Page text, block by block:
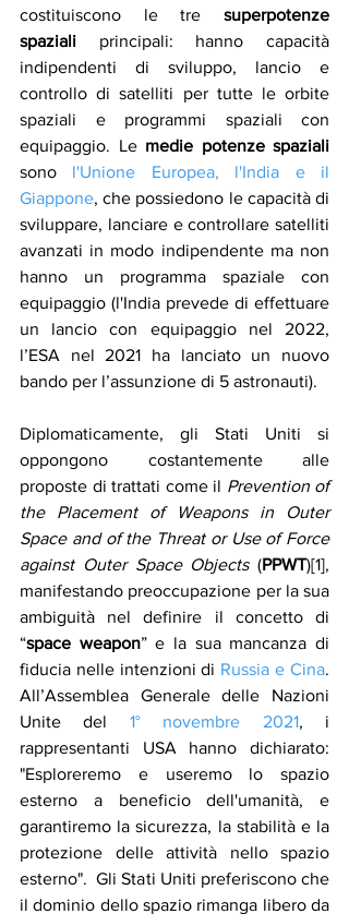
costituiscono le tre superpotenze
spaziali principali: hanno capacità
indipendenti di sviluppo, lancio e
controllo di satelliti per tutte le orbite
spaziali e programmi spaziali con
equipaggio. Le medie potenze spaziali
sono l'Unione Europea, l'India e il
Giappone, che possiedono le capacità di
sviluppare, lanciare e controllare satelliti
avanzati in modo indipendente ma non
hanno un programma spaziale con
equipaggio (l'India prevede di effettuare
un lancio con equipaggio nel 2022,
l’ESA nel 2021 ha lanciato un nuovo
bando per l’assunzione di 5 astronauti).
Diplomaticamente, gli Stati Uniti si
oppongono costantemente alle
proposte di trattati come il Prevention of
the Placement of Weapons in Outer
Space and of the Threat or Use of Force
against Outer Space Objects (PPWT)[1],
manifestando preoccupazione per la sua
ambiguità nel definire il concetto di
“space weapon” e la sua mancanza di
fiducia nelle intenzioni di Russia e Cina.
All’Assemblea Generale delle Nazioni
Unite del 1° novembre 2021, i
rappresentanti USA hanno dichiarato:
"Esploreremo e useremo lo spazio
esterno a beneficio dell'umanità, e
garantiremo la sicurezza, la stabilità e la
protezione delle attività nello spazio
esterno".  Gli Stati Uniti preferiscono che
il dominio dello spazio rimanga libero da